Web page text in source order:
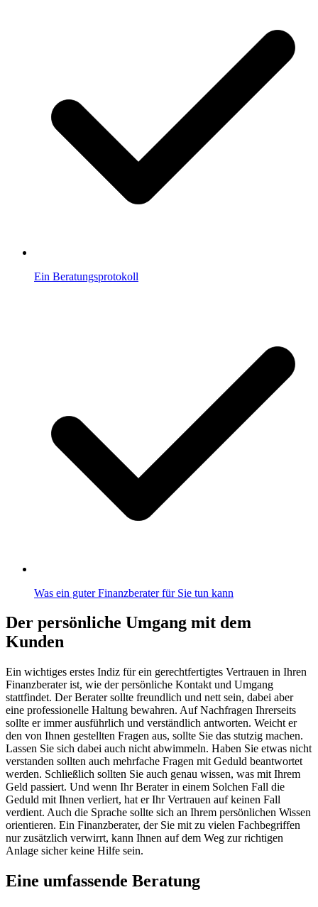
Ein Beratungsprotokoll
Was ein guter Finanzberater für Sie tun kann
Der persönliche Umgang mit dem
Kunden
Ein wichtiges erstes Indiz für ein gerechtfertigtes Vertrauen in Ihren
Finanzberater ist, wie der persönliche Kontakt und Umgang
stattfindet. Der Berater sollte freundlich und nett sein, dabei aber
eine professionelle Haltung bewahren. Auf Nachfragen Ihrerseits
sollte er immer ausführlich und verständlich antworten. Weicht er
den von Ihnen gestellten Fragen aus, sollte Sie das stutzig machen.
Lassen Sie sich dabei auch nicht abwimmeln. Haben Sie etwas nicht
verstanden sollten auch mehrfache Fragen mit Geduld beantwortet
werden. Schließlich sollten Sie auch genau wissen, was mit Ihrem
Geld passiert. Und wenn Ihr Berater in einem Solchen Fall die
Geduld mit Ihnen verliert, hat er Ihr Vertrauen auf keinen Fall
verdient. Auch die Sprache sollte sich an Ihrem persönlichen Wissen
orientieren. Ein Finanzberater, der Sie mit zu vielen Fachbegriffen
nur zusätzlich verwirrt, kann Ihnen auf dem Weg zur richtigen
Anlage sicher keine Hilfe sein.
Eine umfassende Beratung